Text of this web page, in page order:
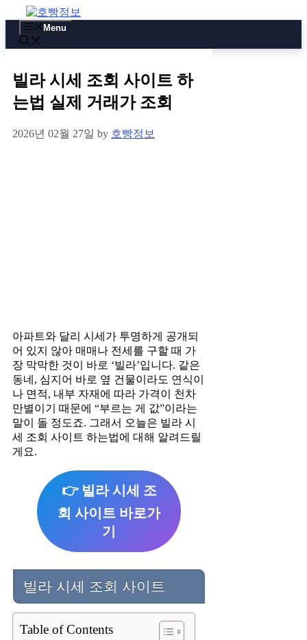
to
content
Menu
빌라 시세 조회 사이트 하
는법 실제 거래가 조회
2026년 02월 27일 by 호빵정보
아파트와 달리 시세가 투명하게 공개되
어 있지 않아 매매나 전세를 구할 때 가
장 막막한 것이 바로 ‘빌라’입니다. 같은
동네, 심지어 바로 옆 건물이라도 연식이
나 면적, 내부 자재에 따라 가격이 천차
만별이기 때문에 “부르는 게 값”이라는
말이 돌 정도죠. 그래서 오늘은 빌라 시
세 조회 사이트 하는법에 대해 알려드릴
게요.
👉 빌라 시세 조
회 사이트 바로가
기
빌라 시세 조회 사이트
Table of Contents